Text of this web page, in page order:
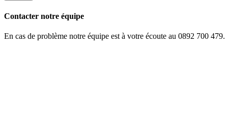
Contacter notre équipe
En cas de problème notre équipe est à votre écoute au 0892 700 479.